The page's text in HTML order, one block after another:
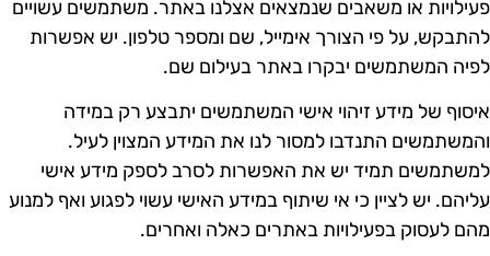
או משאבים שנמצאים אצלנו באתר. משתמשים עשויים
על פי הצורך אימייל, שם ומספר טלפון. יש אפשרות
המשתמשים יבקרו באתר בעילום שם.
של מידע זיהוי אישי המשתמשים יתבצע רק במידה
התנדבו למסור לנו את המידע המצוין לעיל.
תמיד יש את האפשרות לסרב לספק מידע אישי
יש לציין כי אי שיתוף במידע האישי עשוי לפגוע ואף למנוע
לעסוק בפעילויות באתרים כאלה ואחרים.